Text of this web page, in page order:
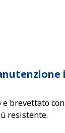
e brevettato
resistente.